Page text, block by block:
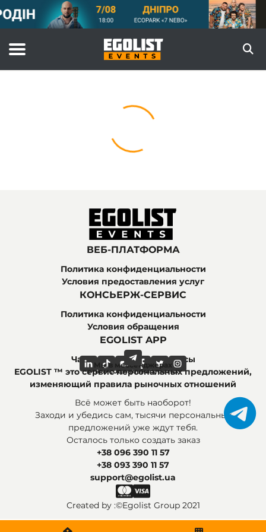
ВЕБ-ПЛАТФОРМА
Политика конфиденциальности
Условия предоставления услуг
КОНСЬЕРЖ-СЕРВИС
Политика конфиденциальности
Условия обращения
EGOLIST APP
Часто задаваемые вопросы
Мы в социальных сетях
Мы в мессенджерах
EGOLIST ™ это сервис персональных предложений,
изменяющий правила рыночных отношений
Всё может быть наоборот!
Заходи и убедись сам, тысячи персональных
предложений уже ждут тебя.
Осталось только создать заказ
+38 096 390 11 57
+38 093 390 11 57
support@egolist.ua
Created by :©Egolist Group 2021